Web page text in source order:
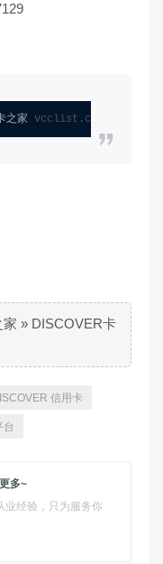
之家 vcclist.com
家 » DISCOVER卡
信用卡
台
多~
业经验，只为服务你